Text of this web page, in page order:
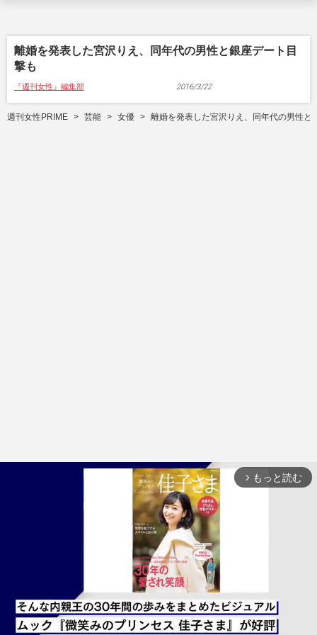
離婚を発表した宮沢りえ、同年代の男性と銀座デート目
撃も
『週刊女性』編集部 2016/3/22
週刊女性PRIME 芸能 女優 離婚を発表した宮沢りえ、同年代の男性と
arrow_forward_ios もっと読む